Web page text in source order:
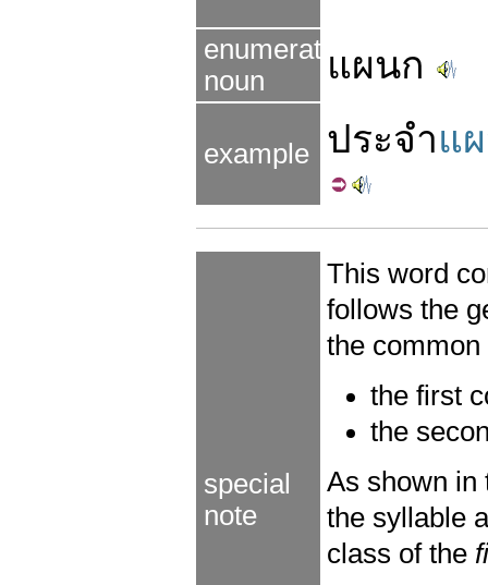
enumerated
noun
แผนก
example ประจำแ
special
note
This word
follows the
the
the first
the
As shown
the syllable
class of the